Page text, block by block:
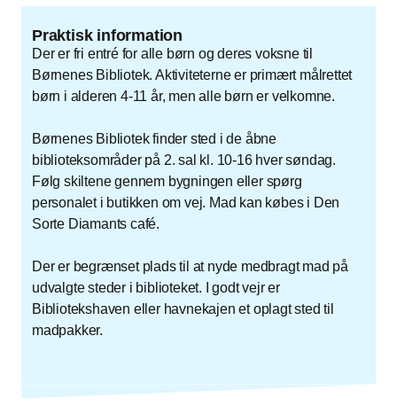
Praktisk information
Der er fri entré for alle børn og deres voksne til
Børnenes Bibliotek. Aktiviteterne er primært målrettet
børn i alderen 4-11 år, men alle børn er velkomne.
Børnenes Bibliotek finder sted i de åbne
biblioteksområder på 2. sal kl. 10-16 hver søndag.
Følg skiltene gennem bygningen eller spørg
personalet i butikken om vej. Mad kan købes i Den
Sorte Diamants café.
Der er begrænset plads til at nyde medbragt mad på
udvalgte steder i biblioteket. I godt vejr er
Bibliotekshaven eller havnekajen et oplagt sted til
madpakker.